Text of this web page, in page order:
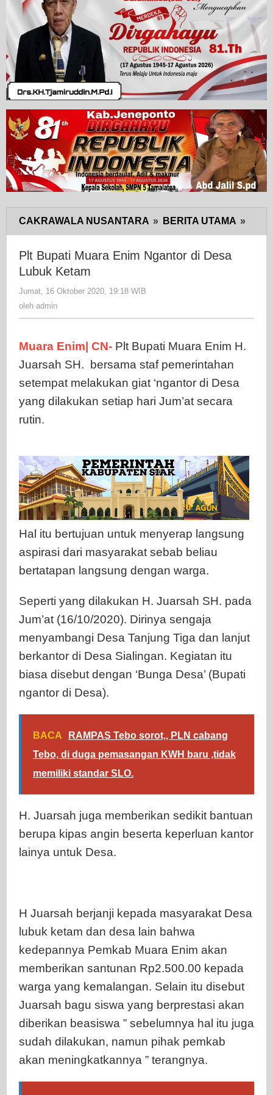
CAKRAWALA NUSANTARA » BERITA UTAMA »
Plt Bupati Muara Enim Ngantor di Desa
Lubuk Ketam
Jumat, 16 Oktober 2020, 19:18 WIB
oleh admin
Muara Enim| CN- Plt Bupati Muara Enim H.
Juarsah SH. bersama staf pemerintahan
setempat melakukan giat ‘ngantor di Desa
yang dilakukan setiap hari Jum’at secara
rutin.
Hal itu bertujuan untuk menyerap langsung
aspirasi dari masyarakat sebab beliau
bertatapan langsung dengan warga.
Seperti yang dilakukan H. Juarsah SH. pada
Jum’at (16/10/2020). Dirinya sengaja
menyambangi Desa Tanjung Tiga dan lanjut
berkantor di Desa Sialingan. Kegiatan itu
biasa disebut dengan ‘Bunga Desa’ (Bupati
ngantor di Desa).
BACA
RAMPAS Tebo sorot,, PLN cabang
Tebo, di duga pemasangan KWH baru ,tidak
memiliki standar SLO.
H. Juarsah juga memberikan sedikit bantuan
berupa kipas angin beserta keperluan kantor
lainya untuk Desa.
H Juarsah berjanji kepada masyarakat Desa
lubuk ketam dan desa lain bahwa
kedepannya Pemkab Muara Enim akan
memberikan santunan Rp2.500.00 kepada
warga yang kemalangan. Selain itu disebut
Juarsah bagu siswa yang berprestasi akan
diberikan beasiswa ” sebelumnya hal itu juga
sudah dilakukan, namun pihak pemkab
akan meningkatkannya ” terangnya.